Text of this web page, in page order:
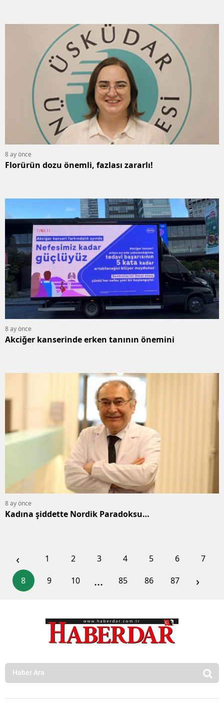
8 ay önce
Florürün dozu önemli, fazlası zararlı!
8 ay önce
Akciğer kanserinde erken tanının önemini
8 ay önce
Kadına şiddette Nordik Paradoksu…
‹ 1 2 3 4 5 6
7
8
9 10 ... 85 86 87 ›